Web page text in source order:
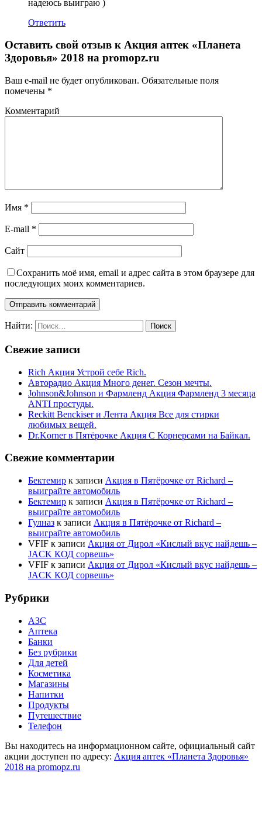
надеюсь выиграю )
Ответить
Оставить свой отзыв к Акция аптек «Планета
Здоровья» 2018 на promopz.ru
Ваш e-mail не будет опубликован. Обязательные поля
помечены *
Комментарий
Имя *
E-mail *
Сайт
Сохранить моё имя, email и адрес сайта в этом браузере для
последующих моих комментариев.
Найти:
Свежие записи
Rich Акция Устрой себе Rich.
Авторадио Акция Много денег. Сезон мечты.
Johnson&Johnson и Фармленд Акция Фармленд 3 месяца
ANTI простуды.
Reckitt Benckiser и Лента Акция Все для стирки
любимых вещей.
Dr.Korner в Пятёрочке Акция С Корнерсами на Байкал.
Свежие комментарии
Бектемир к записи Акция в Пятёрочке от Richard –
выиграйте автомобиль
Бектемир к записи Акция в Пятёрочке от Richard –
выиграйте автомобиль
Гулназ к записи Акция в Пятёрочке от Richard –
выиграйте автомобиль
VFIF к записи Акция от Дирол «Кислый вкус найдешь –
JACK КОД сорвешь»
VFIF к записи Акция от Дирол «Кислый вкус найдешь –
JACK КОД сорвешь»
Рубрики
АЗС
Аптека
Банки
Без рубрики
Для детей
Косметика
Магазины
Напитки
Продукты
Путешествие
Телефон
Вы находитесь на информационном сайте, официальный сайт
акции доступен по адресу: Акция аптек «Планета Здоровья»
2018 на promopz.ru